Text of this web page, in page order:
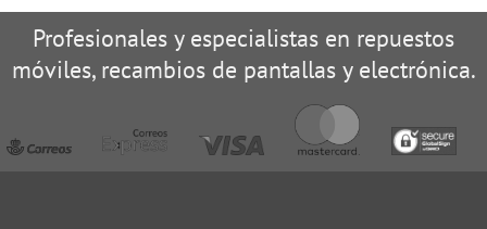
Profesionales y especialistas en repuestos
móviles, recambios de pantallas y electrónica.